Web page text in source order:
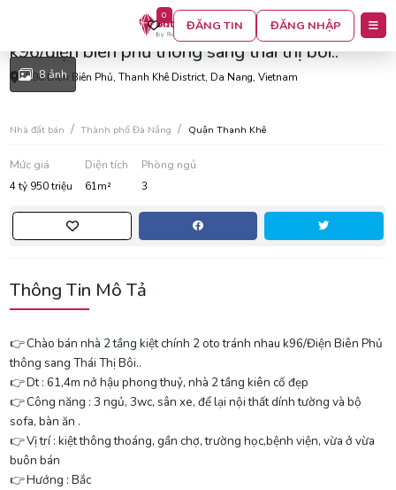
0
ĐĂNG TIN ĐĂNG NHẬP
Chào bán nhà 2 tầng kiệt chính 2 oto tránh nhau
k96/điện biên phủ thông sang thái thị bôi..
K96 Điện Biên Phủ, Thanh Khê District, Da Nang, Vietnam
8 ảnh
Nhà đất bán Thành phố Đà Nẵng Quận Thanh Khê
Mức giá
4 tỷ 950 triệu
Diện tích
61m²
Phòng ngủ
3
Thông Tin Mô Tả
👉 Chào bán nhà 2 tầng kiệt chính 2 oto tránh nhau k96/Điện Biên Phủ
thông sang Thái Thị Bôi..
👉 Dt : 61,4m nở hậu phong thuỷ, nhà 2 tầng kiên cố đẹp
👉 Công năng : 3 ngủ, 3wc, sân xe, để lại nội thất dính tường và bộ
sofa, bàn ăn .
👉 Vị trí : kiệt thông thoáng, gần chợ, trường học,bệnh viện, vừa ở vừa
buôn bán
👉 Hướng : Bắc